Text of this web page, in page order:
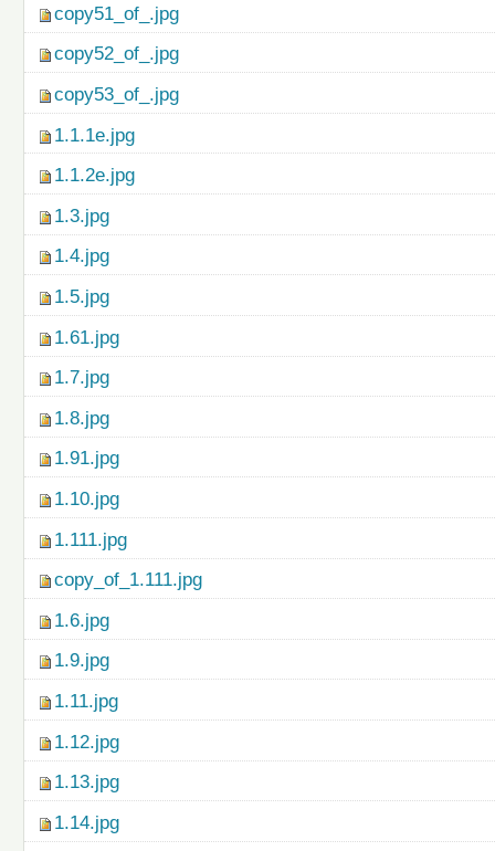
copy51_of_.jpg
copy52_of_.jpg
copy53_of_.jpg
1.1.1e.jpg
1.1.2e.jpg
1.3.jpg
1.4.jpg
1.5.jpg
1.61.jpg
1.7.jpg
1.8.jpg
1.91.jpg
1.10.jpg
1.111.jpg
copy_of_1.111.jpg
1.6.jpg
1.9.jpg
1.11.jpg
1.12.jpg
1.13.jpg
1.14.jpg